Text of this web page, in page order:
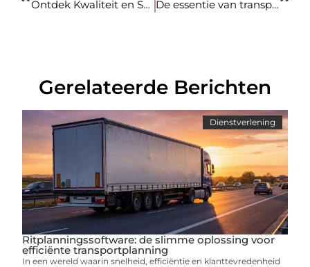
Ontdek Kwaliteit en Service bij Autobedrijf in Boxmeer
De essentie van transport Ierland
Gerelateerde Berichten
Dienstverlening
Ritplanningssoftware: de slimme oplossing voor
efficiënte transportplanning
In een wereld waarin snelheid, efficiëntie en klanttevredenheid